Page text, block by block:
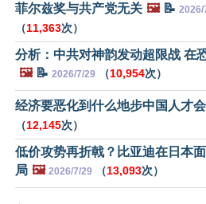
菲尔兹奖与共产党无关 🖼️📝 2026/
（11,363次）
分析：中共对神韵发动超限战 在
🖼️📝 2026/7/29 （10,954次）
经济要恶化到什么地步中国人才
（12,145次）
低价攻势再折戟？比亚迪在日本
局 🖼️ 2026/7/29 （13,093次）